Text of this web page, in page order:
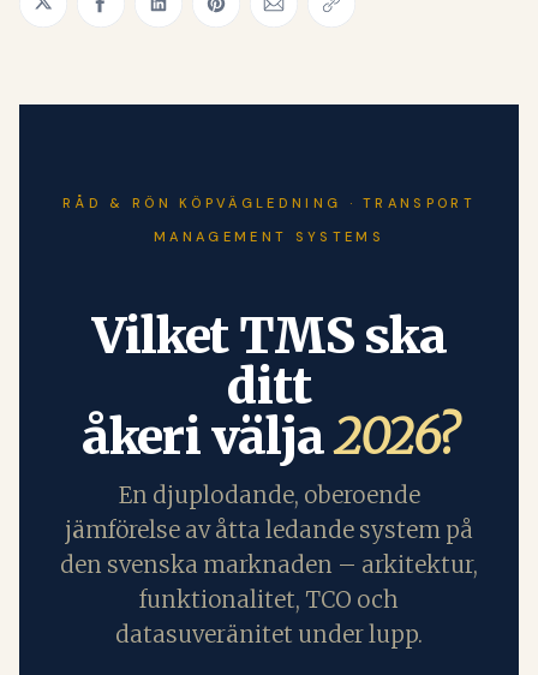
Share on Twitter
Share on Facebook
Share on LinkedIn
Share on Pinterest
Share via Email
Copy link
RÅD & RÖN KÖPVÄGLEDNING · TRANSPORT
MANAGEMENT SYSTEMS
Vilket TMS ska
ditt
åkeri välja2026?
En djuplodande, oberoende
jämförelse av åtta ledande system på
den svenska marknaden – arkitektur,
funktionalitet, TCO och
datasuveränitet under lupp.